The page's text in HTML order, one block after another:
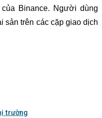
Binance. Người dùng
sản trên các cặp giao dịch
trường